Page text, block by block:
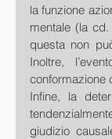
la funzione
mentale (la cd.
questa non
Inoltre,
conformazione
Infine, la
giudizio